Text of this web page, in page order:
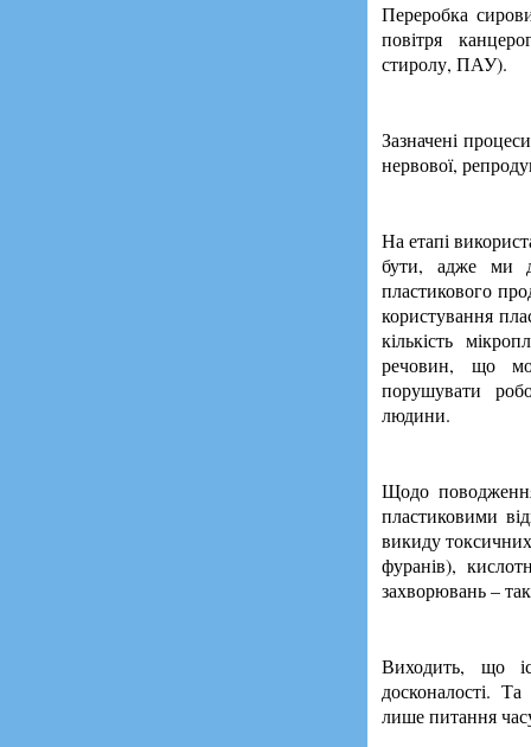
Переробка
повітря
стиролу, ПАУ).
Зазначені
нервової,
На етапі
бути, адже ми
пластикового
користування
кількість
речовин, що
порушувати
людини.
Щодо поводження
пластиковими
викиду
фуранів),
захворювань –
Виходить, що
досконалості.
лише питання